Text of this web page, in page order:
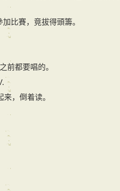
比賽，竟拔得頭籌。
前都要唱的。
，倒着读。